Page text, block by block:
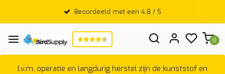
Beoordeeld met een 4,8 / 5
0
I.v.m. operatie en langdurig herstel zijn de kunststof en